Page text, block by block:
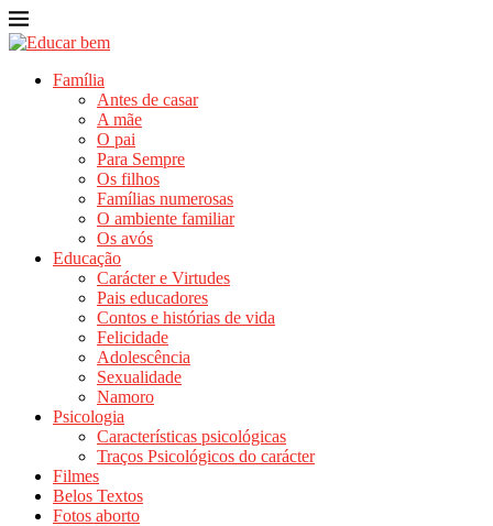
Família
Antes de casar
A mãe
O pai
Para Sempre
Os filhos
Famílias numerosas
O ambiente familiar
Os avós
Educação
Carácter e Virtudes
Pais educadores
Contos e histórias de vida
Felicidade
Adolescência
Sexualidade
Namoro
Psicologia
Características psicológicas
Traços Psicológicos do carácter
Filmes
Belos Textos
Fotos aborto